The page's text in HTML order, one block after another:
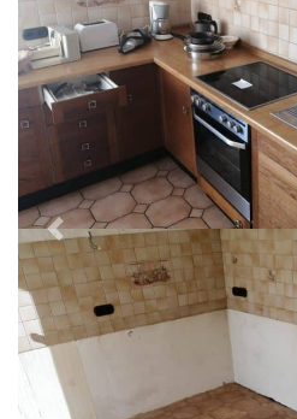
Previous